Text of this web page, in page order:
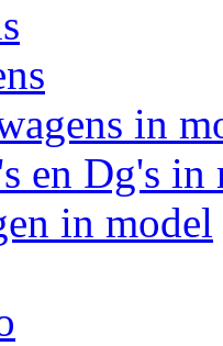
in
en Dg's in
in model